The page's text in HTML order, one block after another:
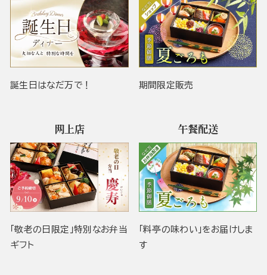
誕生日はなだ万で！ 期間限定販売
网上店
「敬老の日限定」特別なお弁当
ギフト
午餐配送
「料亭の味わい」をお届けしま
す